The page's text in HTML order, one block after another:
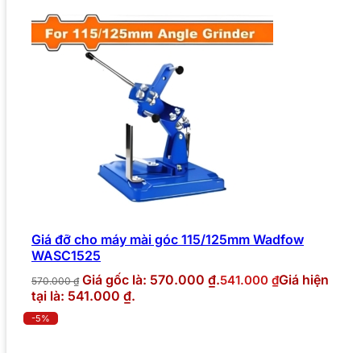
Giá đỡ cho máy mài góc 115/125mm Wadfow
WASC1525
570.000₫ Giá gốc là: 570.000 ₫.541.000 ₫Giá hiện
tại là: 541.000 ₫.
-5%